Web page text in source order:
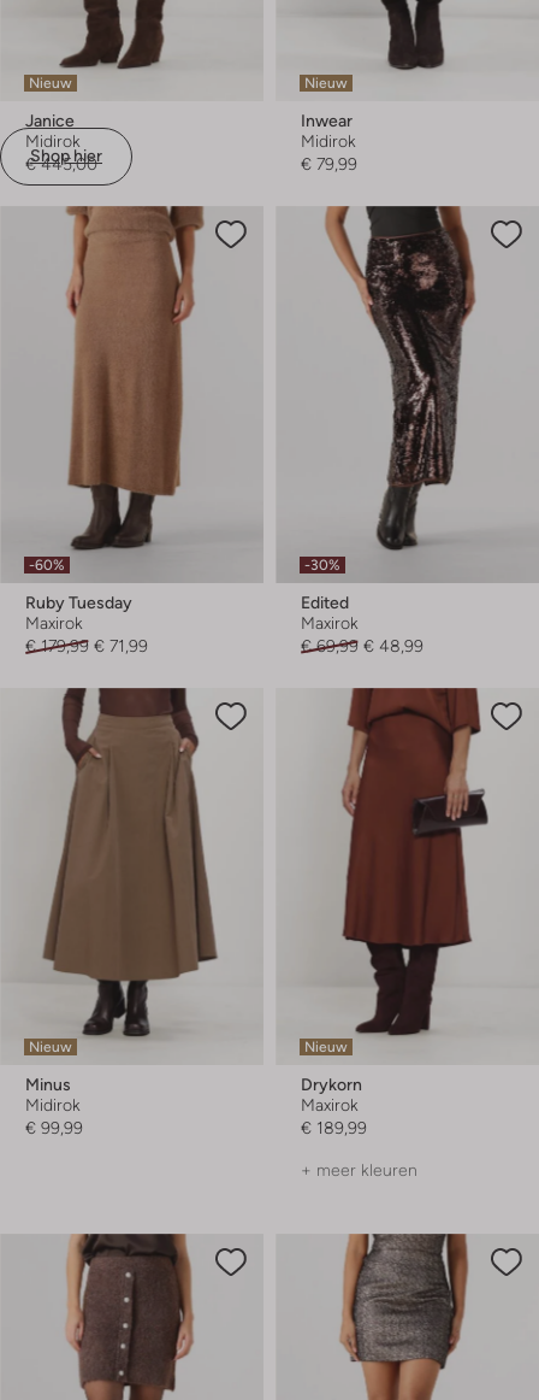
Shop hier
Nieuw
Janice
Midirok
€ 445,00
Nieuw
Inwear
Midirok
€ 79,99
-60%
Ruby Tuesday
Maxirok
€ 179,99 € 71,99
-30%
Edited
Maxirok
€ 69,99 € 48,99
Nieuw
Minus
Midirok
€ 99,99
Nieuw
Drykorn
Maxirok
€ 189,99
+ meer kleuren